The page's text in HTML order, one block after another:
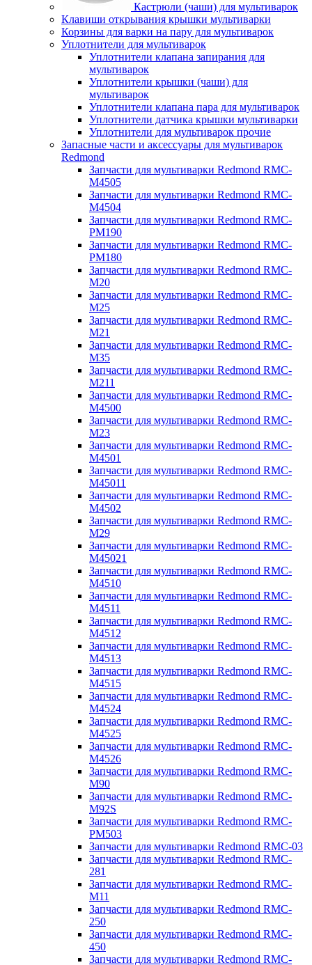
Кастрюли (чаши) для мультиварок
Клавиши открывания крышки мультиварки
Корзины для варки на пару для мультиварок
Уплотнители для мультиварок
Уплотнители клапана запирания для
мультиварок
Уплотнители крышки (чаши) для
мультиварок
Уплотнители клапана пара для мультиварок
Уплотнители датчика крышки мультиварки
Уплотнители для мультиварок прочие
Запасные части и аксессуары для мультиварок
Redmond
Запчасти для мультиварки Redmond RMC-
M4505
Запчасти для мультиварки Redmond RMC-
M4504
Запчасти для мультиварки Redmond RMC-
PM190
Запчасти для мультиварки Redmond RMC-
PM180
Запчасти для мультиварки Redmond RMC-
M20
Запчасти для мультиварки Redmond RMC-
M25
Запчасти для мультиварки Redmond RMC-
M21
Запчасти для мультиварки Redmond RMC-
M35
Запчасти для мультиварки Redmond RMC-
M211
Запчасти для мультиварки Redmond RMC-
M4500
Запчасти для мультиварки Redmond RMC-
M23
Запчасти для мультиварки Redmond RMC-
M4501
Запчасти для мультиварки Redmond RMC-
M45011
Запчасти для мультиварки Redmond RMC-
M4502
Запчасти для мультиварки Redmond RMC-
M29
Запчасти для мультиварки Redmond RMC-
M45021
Запчасти для мультиварки Redmond RMC-
M4510
Запчасти для мультиварки Redmond RMC-
M4511
Запчасти для мультиварки Redmond RMC-
M4512
Запчасти для мультиварки Redmond RMC-
M4513
Запчасти для мультиварки Redmond RMC-
M4515
Запчасти для мультиварки Redmond RMC-
M4524
Запчасти для мультиварки Redmond RMC-
M4525
Запчасти для мультиварки Redmond RMC-
M4526
Запчасти для мультиварки Redmond RMC-
M90
Запчасти для мультиварки Redmond RMC-
M92S
Запчасти для мультиварки Redmond RMC-
PM503
Запчасти для мультиварки Redmond RMC-03
Запчасти для мультиварки Redmond RMC-
281
Запчасти для мультиварки Redmond RMC-
M11
Запчасти для мультиварки Redmond RMC-
250
Запчасти для мультиварки Redmond RMC-
450
Запчасти для мультиварки Redmond RMC-